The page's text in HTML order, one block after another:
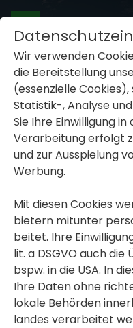
Wir verwenden
die Bereit­stel­lung
(essen­zi­elle
Statistik-, Analyse
Sie Ihre Einwil­li­gung
Verar­bei­tung erfolgt
und zur Ausspie­lung
Werbung.
Mit diesen Cookies
bie­tern mitunter
beitet. Ihre
lit. a DSGVO auch
bspw. in die USA. In
Ihre Daten ohne
lokale Behörden
landes verar­beitet
oder
oder
oder